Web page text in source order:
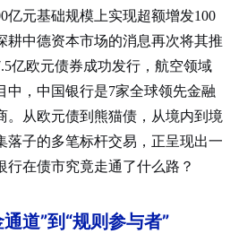
亿元基础规模上实现超额增发100
耕中德资本市场的消息再次将其推
欧元债券成功发行，航空领域
中，中国银行是7家全球领先金融
。从欧元债到熊猫债，从境内到境
落子的多笔标杆交易，正呈现出一
在债市究竟走通了什么路？
道”到“规则参与者”